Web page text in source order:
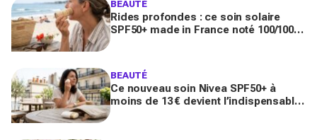
BEAUTÉ
Rides profondes : ce soin solaire
SPF50+ made in France noté 100/100
BEAUTÉ
Ce nouveau soin Nivea SPF50+ à
moins de 13 € devient l’indispensable